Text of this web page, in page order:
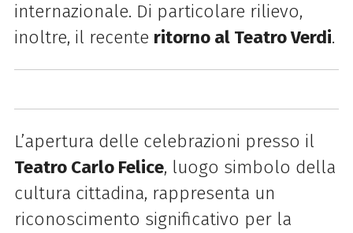
internazionale. Di particolare rilievo,
inoltre, il recente ritorno al Teatro Verdi.
L’apertura delle celebrazioni presso il
Teatro Carlo Felice, luogo simbolo della
cultura cittadina, rappresenta un
riconoscimento significativo per la